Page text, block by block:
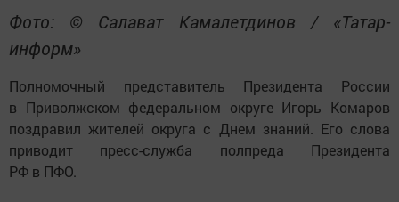
Фото: © Салават Камалетдинов / «Татар-
информ»
Полномочный представитель Президента России
в Приволжском федеральном округе Игорь Комаров
поздравил жителей округа с Днем знаний. Его слова
приводит пресс-служба полпреда Президента
РФ в ПФО.